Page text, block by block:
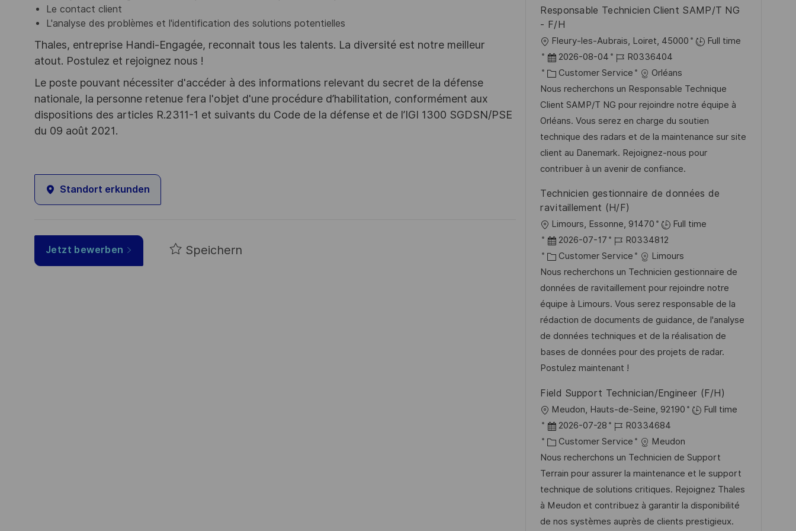
Le contact client
L'analyse des problèmes et l'identification des solutions potentielles
Thales, entreprise Handi-Engagée, reconnait tous les talents. La diversité est notre meilleur
atout. Postulez et rejoignez nous !
Le poste pouvant nécessiter d'accéder à des informations relevant du secret de la défense
nationale, la personne retenue fera l'objet d'une procédure d’habilitation, conformément aux
dispositions des articles R.2311-1 et suivants du Code de la défense et de l’IGI 1300 SGDSN/PSE
du 09 août 2021.
Standort erkunden
Jetzt bewerben Speichern
n
g
ö
e
n
n
g
Responsable Technicien Client SAMP/T NG
- F/H
O
r
t
Fleury-les-Aubrais, Loiret, 45000
Full time
D
a
t
u
m
d
e
r
e
f
f
t
u
n
g
2026-08-04
J
o
b
-
I
D
R0336404
K
a
t
e
g
o
r
e
Customer Service
Orléans
Nous recherchons un Responsable Technique
Client SAMP/T NG pour rejoindre notre équipe à
Orléans. Vous serez en charge du soutien
technique des radars et de la maintenance sur site
client au Danemark. Rejoignez-nous pour
contribuer à un avenir de confiance.
Technicien gestionnaire de données de
ravitaillement (H/F)
O
r
t
Limours, Essonne, 91470
Full time
D
a
t
u
m
d
e
r
V
r
ö
f
f
e
n
t
l
i
2026-07-17
J
o
b
-
I
D
R0334812
K
a
t
e
g
o
r
i
Customer Service
Limours
Nous recherchons un Technicien gestionnaire de
données de ravitaillement pour rejoindre notre
équipe à Limours. Vous serez responsable de la
rédaction de documents de guidance, de l'analyse
de données techniques et de la réalisation de
bases de données pour des projets de radar.
Postulez maintenant !
Field Support Technician/Engineer (F/H)
O
r
t
Meudon, Hauts-de-Seine, 92190
Full time
D
a
t
u
m
d
e
2026-07-28
J
o
b
-
I
D
R0334684
K
a
t
e
g
o
Customer Service
Meudon
Nous recherchons un Technicien de Support
Terrain pour assurer la maintenance et le support
technique de solutions critiques. Rejoignez Thales
à Meudon et contribuez à garantir la disponibilité
de nos systèmes auprès de clients prestigieux.